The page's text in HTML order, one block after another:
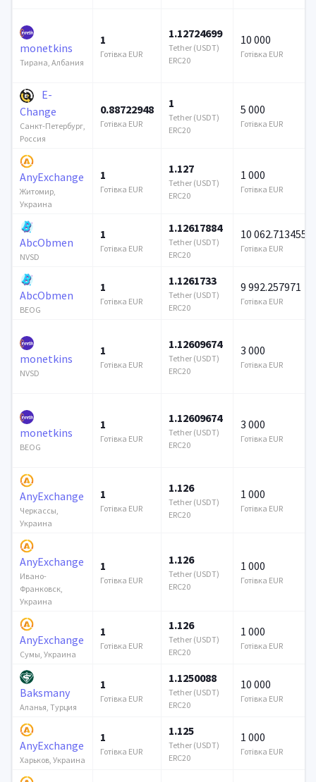
monetkins
Тирана, Албания
1
Готівка EUR
1.12724699
Tether (USDT)
ERC20
10 000
Готівка EUR
E-
Change
Санкт-Петербург,
Россия
0.88722948
Готівка EUR
1
Tether (USDT)
ERC20
5 000
Готівка EUR
AnyExchange
Житомир,
Украина
1
Готівка EUR
1.127
Tether (USDT)
ERC20
1 000
Готівка EUR
AbcObmen
NVSD
1
Готівка EUR
1.12617884
Tether (USDT)
ERC20
10 062.713455
Готівка EUR
AbcObmen
BEOG
1
Готівка EUR
1.1261733
Tether (USDT)
ERC20
9 992.257971
Готівка EUR
monetkins
NVSD
1
Готівка EUR
1.12609674
Tether (USDT)
ERC20
3 000
Готівка EUR
monetkins
BEOG
1
Готівка EUR
1.12609674
Tether (USDT)
ERC20
3 000
Готівка EUR
AnyExchange
Черкассы,
Украина
1
Готівка EUR
1.126
Tether (USDT)
ERC20
1 000
Готівка EUR
AnyExchange
Ивано-
Франковск,
Украина
1
Готівка EUR
1.126
Tether (USDT)
ERC20
1 000
Готівка EUR
AnyExchange
Сумы, Украина
1
Готівка EUR
1.126
Tether (USDT)
ERC20
1 000
Готівка EUR
Baksmany
Аланья, Турция
1
Готівка EUR
1.1250088
Tether (USDT)
ERC20
10 000
Готівка EUR
AnyExchange
Харьков, Украина
1
Готівка EUR
1.125
Tether (USDT)
ERC20
1 000
Готівка EUR